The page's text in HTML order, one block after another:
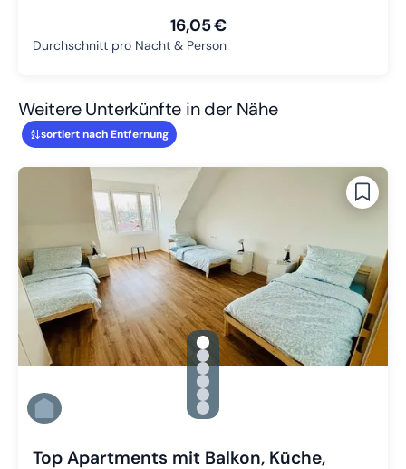
16,05 €
Durchschnitt pro Nacht & Person
Weitere Unterkünfte in der Nähe
sortiert nach Entfernung
gallery.slide_selector
Zu Slide 1 wechseln
Zu Slide 2 wechseln
Zu Slide 3 wechseln
Zu Slide 4 wechseln
Zu Slide 5 wechseln
Zu Slide 6 wechseln
Top Apartments mit Balkon, Küche,